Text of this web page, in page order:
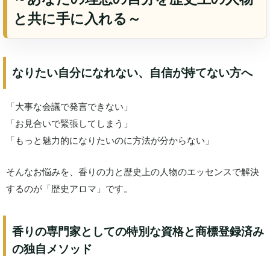
と共に手に入れる～
なりたい自分になれない、自信が持てない方へ
「大事な会議で発言できない」
「お見合いで緊張してしまう」
「もっと魅力的になりたいのに方法が分からない」
そんなお悩みを、香りの力と歴史上の人物のエッセンスで解決
するのが「歴史アロマ」です。
香りの専門家としての特別な資格と商標登録済み
の独自メソッド